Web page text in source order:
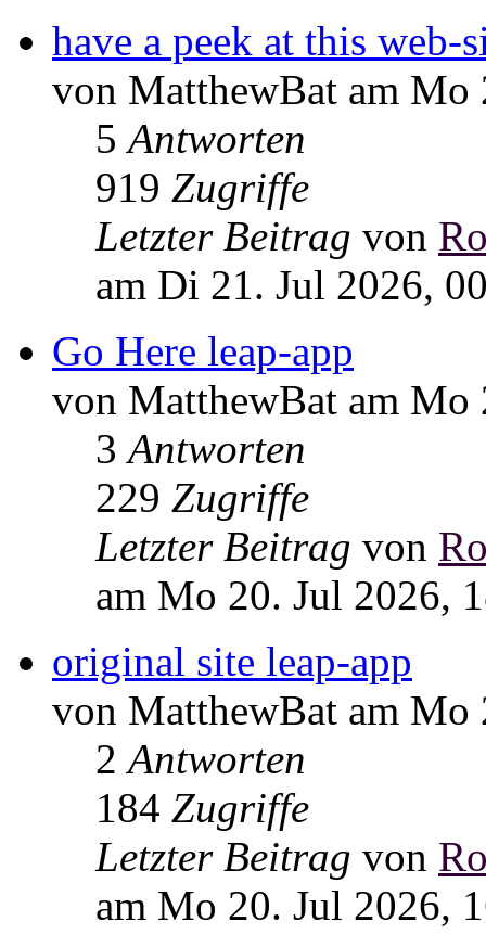
have a peek at this web-
von MatthewBat am Mo
5Antworten
919 Zugriffe
Letzter Beitrag von
am Di 21. Jul 2026,
Go Here leap-app
von MatthewBat am Mo
3Antworten
229 Zugriffe
Letzter Beitrag von
am Mo 20. Jul 2026,
original site leap-app
von MatthewBat am Mo
2Antworten
184 Zugriffe
Letzter Beitrag von
am Mo 20. Jul 2026,